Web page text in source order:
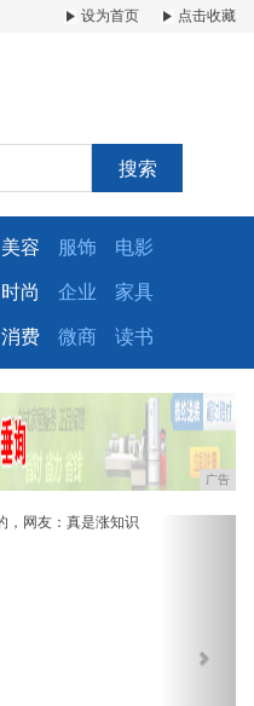
设为首页 点击收藏
搜索
美容 服饰 电影
时尚 企业 家具
消费 微商 读书
广告